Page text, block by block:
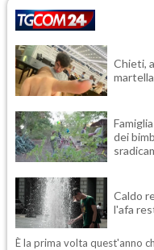
Chieti,
dei
Caldo
l'afa
È la prima volta quest'anno